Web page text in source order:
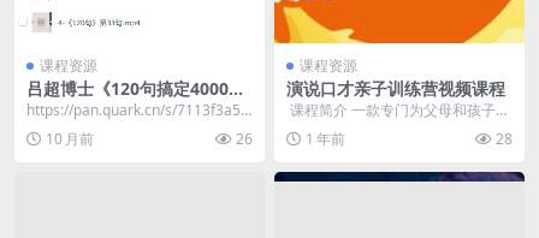
课程资源
吕超博士《120句搞定4000单
词》，成人零基础英语速记
https://pan.quark.cn/s/7113f3a51
d04
10 月前 26
课程资源
演说口才亲子训练营视频课程
​ 课程简介 一款专门为父母和孩子打
造的特色项目，旨在帮助父母和孩
子了解交流表达...
1 年前 28